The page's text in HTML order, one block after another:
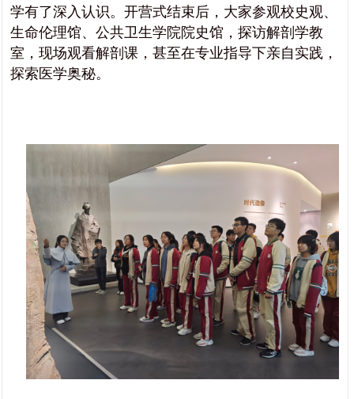
学有了深入认识。开营式结束后，大家参观校史观、
生命伦理馆、公共卫生学院院史馆，探访解剖学教
室，现场观看解剖课，甚至在专业指导下亲自实践，
探索医学奥秘。